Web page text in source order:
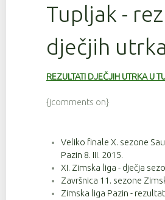
Tupljak -
dječjih utrka
REZULTATI DJEČJIH UTRKA U
{jcomments on}
Veliko finale X. sezone
Pazin 8. III. 2015.
XI. Zimska liga - dječja
Završnica 11. sezone
Zimska liga Pazin -